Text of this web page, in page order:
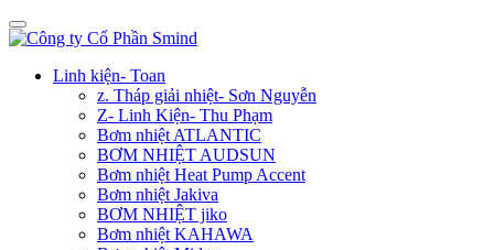
Linh kiện- Toan
z. Tháp giải nhiệt- Sơn Nguyễn
Z- Linh Kiện- Thu Phạm
Bơm nhiệt ATLANTIC
BƠM NHIỆT AUDSUN
Bơm nhiệt Heat Pump Accent
Bơm nhiệt Jakiva
BƠM NHIỆT jiko
Bơm nhiệt KAHAWA